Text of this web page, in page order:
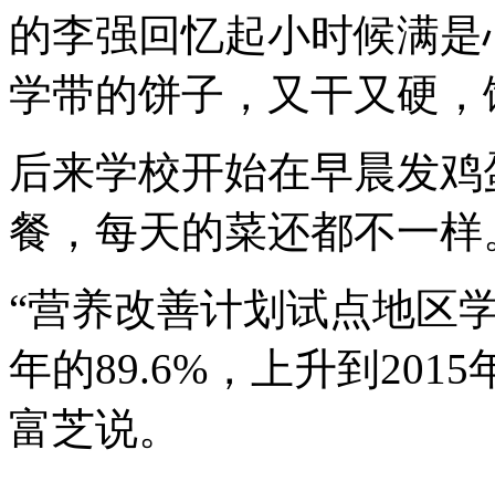
的李强回忆起小时候满
学带的饼子，又干又硬
后来学校开始在早晨发
餐，每天的菜还都不一样
“营养改善计划试点地区
年的89.6%，上升到2015
富芝说。